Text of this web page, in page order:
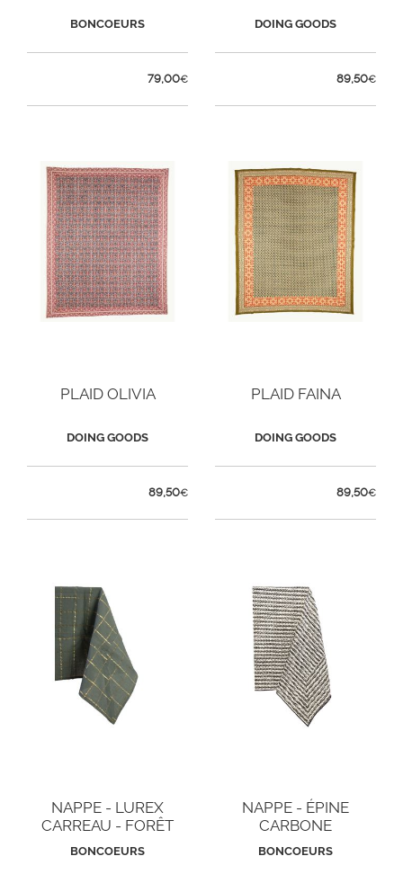
BONCOEURS
79,00€
DOING GOODS
89,50€
PLAID OLIVIA
DOING GOODS
89,50€
PLAID FAINA
DOING GOODS
89,50€
NAPPE - LUREX
CARREAU - FORÊT
BONCOEURS
NAPPE - ÉPINE
CARBONE
BONCOEURS